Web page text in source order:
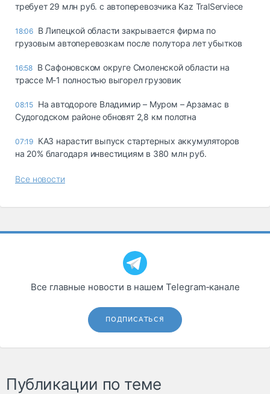
требует 29 млн руб. с автоперевозчика Kaz TralServiece
18:06 В Липецкой области закрывается фирма по
грузовым автоперевозкам после полутора лет убытков
16:58 В Сафоновском округе Смоленской области на
трассе М-1 полностью выгорел грузовик
08:15 На автодороге Владимир – Муром – Арзамас в
Судогодском районе обновят 2,8 км полотна
07:19 КАЗ нарастит выпуск стартерных аккумуляторов
на 20% благодаря инвестициям в 380 млн руб.
Все новости
Все главные новости в нашем Telegram‑канале
ПОДПИСАТЬСЯ
Публикации по теме